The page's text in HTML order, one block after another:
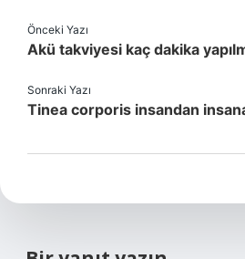
Önceki Yazı
Akü takviyesi kaç dakika
Sonraki Yazı
Tinea corporis insandan